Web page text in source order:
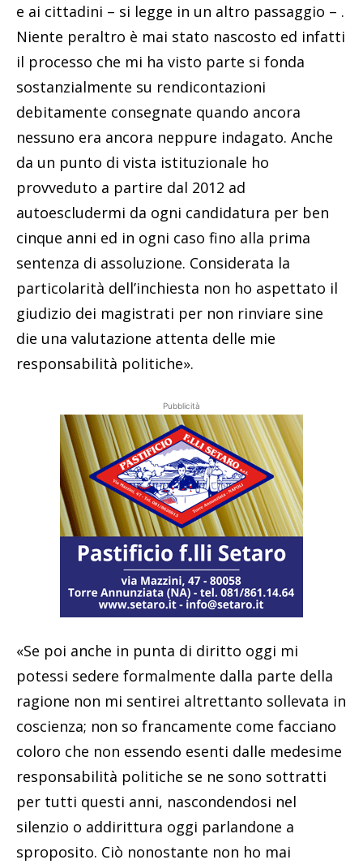
e ai cittadini – si legge in un altro passaggio – .
Niente peraltro è mai stato nascosto ed infatti
il processo che mi ha visto parte si fonda
sostanzialmente su rendicontazioni
debitamente consegnate quando ancora
nessuno era ancora neppure indagato. Anche
da un punto di vista istituzionale ho
provveduto a partire dal 2012 ad
autoescludermi da ogni candidatura per ben
cinque anni ed in ogni caso fino alla prima
sentenza di assoluzione. Considerata la
particolarità dell’inchiesta non ho aspettato il
giudizio dei magistrati per non rinviare sine
die una valutazione attenta delle mie
responsabilità politiche».
Pubblicità
«Se poi anche in punta di diritto oggi mi
potessi sedere formalmente dalla parte della
ragione non mi sentirei altrettanto sollevata in
coscienza; non so francamente come facciano
coloro che non essendo esenti dalle medesime
responsabilità politiche se ne sono sottratti
per tutti questi anni, nascondendosi nel
silenzio o addirittura oggi parlandone a
sproposito. Ciò nonostante non ho mai